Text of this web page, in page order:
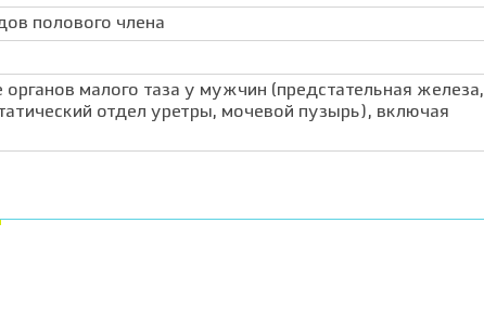
полового члена
малого таза у мужчин (предстательная железа,
отдел уретры, мочевой пузырь), включая